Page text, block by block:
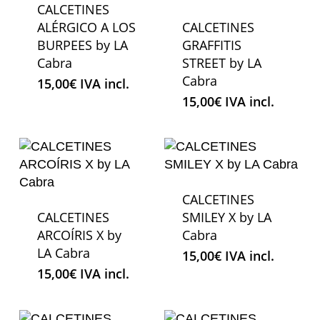
CALCETINES
ALÉRGICO A LOS
BURPEES by LA
Cabra
15,00€ IVA incl.
CALCETINES
GRAFFITIS
STREET by LA
Cabra
15,00€ IVA incl.
CALCETINES
ARCOÍRIS X by
LA Cabra
15,00€ IVA incl.
CALCETINES
SMILEY X by LA
Cabra
15,00€ IVA incl.